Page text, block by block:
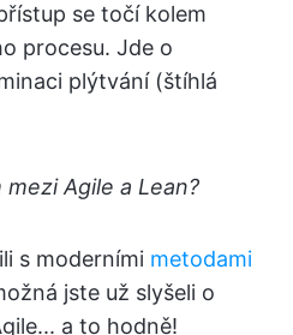
se točí kolem
procesu. Jde o
plýtvání (štíhlá
Agile a Lean?
s moderními metodami
jste už slyšeli o
a to hodně!